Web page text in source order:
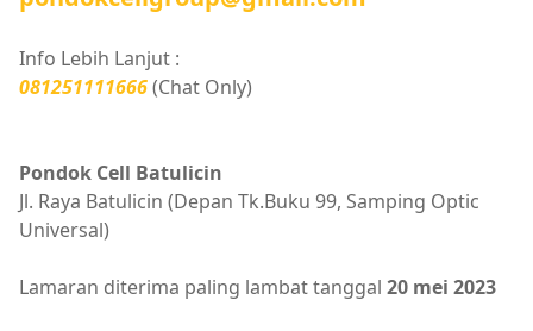
Info Lebih Lanjut :
081251111666(Chat Only)
Pondok Cell Batulicin
Jl. Raya Batulicin (Depan Tk.Buku 99, Samping Optic
Universal)
Lamaran diterima paling lambat tanggal 20 mei 2023